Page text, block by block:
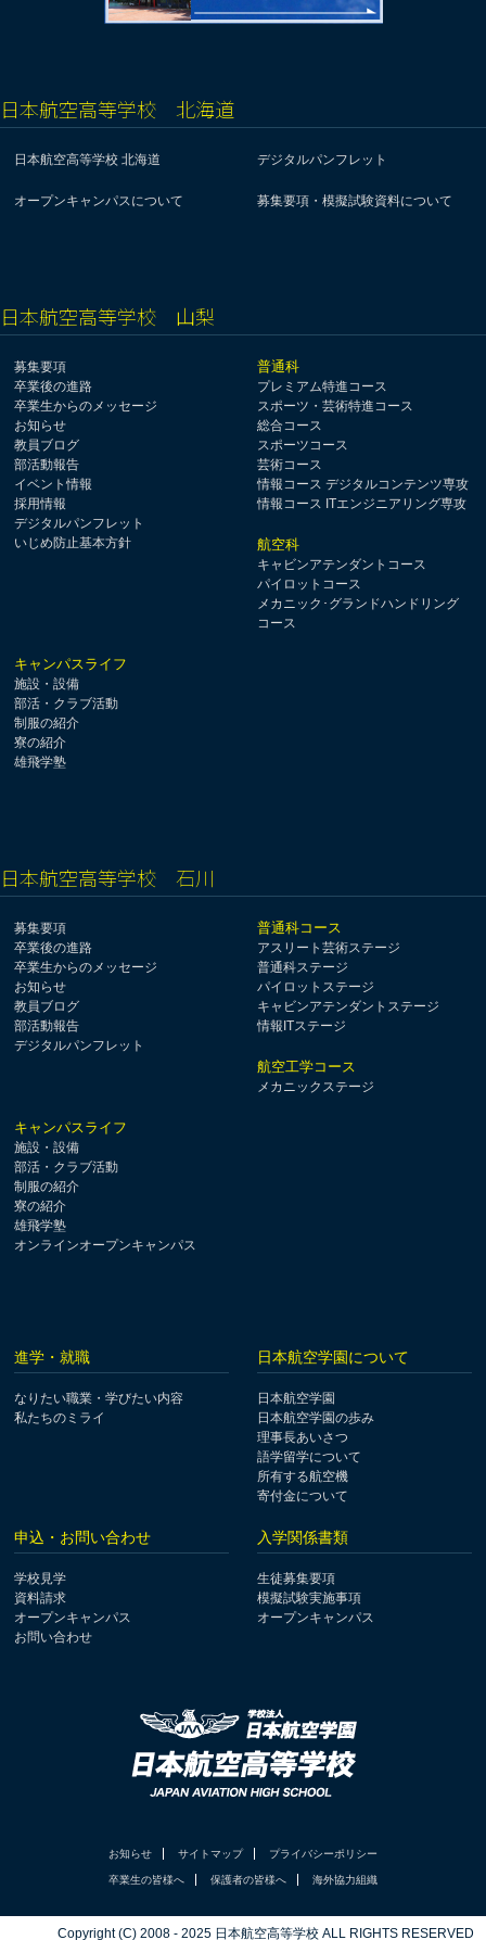
日本航空高等学校 北海道
日本航空高等学校 北海道 デジタルパンフレット
オープンキャンパスについて 募集要項・模擬試験資料について
日本航空高等学校 山梨
募集要項
卒業後の進路
卒業生からのメッセージ
お知らせ
教員ブログ
部活動報告
イベント情報
採用情報
デジタルパンフレット
いじめ防止基本方針
普通科
プレミアム特進コース
スポーツ・芸術特進コース
総合コース
スポーツコース
芸術コース
情報コース デジタルコンテンツ専攻
情報コース ITエンジニアリング専攻
航空科
キャビンアテンダントコース
パイロットコース
メカニック･グランドハンドリング
コース
キャンパスライフ
施設・設備
部活・クラブ活動
制服の紹介
寮の紹介
雄飛学塾
日本航空高等学校 石川
募集要項
卒業後の進路
卒業生からのメッセージ
お知らせ
教員ブログ
部活動報告
デジタルパンフレット
普通科コース
アスリート芸術ステージ
普通科ステージ
パイロットステージ
キャビンアテンダントステージ
情報ITステージ
航空工学コース
メカニックステージ
キャンパスライフ
施設・設備
部活・クラブ活動
制服の紹介
寮の紹介
雄飛学塾
オンラインオープンキャンパス
進学・就職
なりたい職業・学びたい内容
私たちのミライ
日本航空学園について
日本航空学園
日本航空学園の歩み
理事長あいさつ
語学留学について
所有する航空機
寄付金について
申込・お問い合わせ
学校見学
資料請求
オープンキャンパス
お問い合わせ
入学関係書類
生徒募集要項
模擬試験実施事項
オープンキャンパス
お知らせ サイトマップ プライバシーポリシー
卒業生の皆様へ 保護者の皆様へ 海外協力組織
Copyright (C) 2008 - 2025 日本航空高等学校 ALL RIGHTS RESERVED